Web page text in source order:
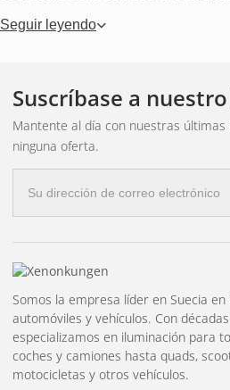
múltiples ángulos. Su diseño
vienen en varios colores: blanco
¿Cuándo
una lámpara
Las luces de posición laterales
donde la iluminación estándar no
visibilidad óptima, como
construcción o remolques que
lateral. También se utilizan para
Seguir leyendo
Suscríbase a
Mantente al día con nuestras
ninguna oferta.
electrónico
Somos la empresa líder en Suecia
automóviles y vehículos. Con
especializamos en iluminación para
coches y camiones hasta quads,
motocicletas y otros vehículos.